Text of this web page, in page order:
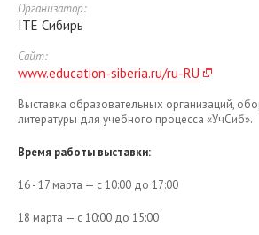
Организатор:
ITE Сибирь
Сайт:
www.education-siberia.ru/ru-RU
Выставка образовательных организаций,
литературы для учебного процесса «УчСиб».
Время работы выставки:
16 - 17 марта — с 10:00 до 17:00
18 марта — с 10:00 до 15:00